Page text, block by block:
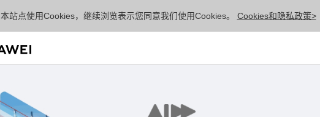
本站点使用Cookies，继续浏览表示您同意我们使用Cookies。 Cookies和隐私政策>